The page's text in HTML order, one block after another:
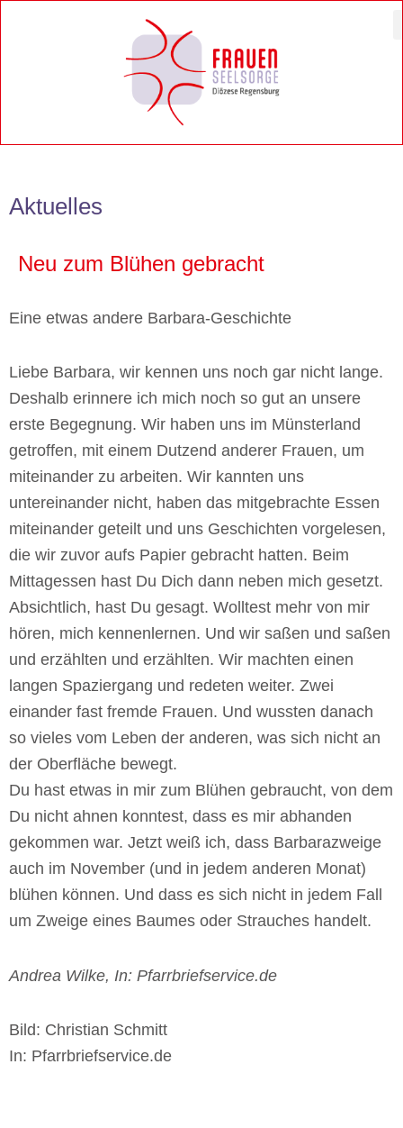
Aktuelles
Neu zum Blühen gebracht
Eine etwas andere Barbara-Geschichte
Liebe Barbara, wir kennen uns noch gar nicht lange.
Deshalb erinnere ich mich noch so gut an unsere
erste Begegnung. Wir haben uns im Münsterland
getroffen, mit einem Dutzend anderer Frauen, um
miteinander zu arbeiten. Wir kannten uns
untereinander nicht, haben das mitgebrachte Essen
miteinander geteilt und uns Geschichten vorgelesen,
die wir zuvor aufs Papier gebracht hatten. Beim
Mittagessen hast Du Dich dann neben mich gesetzt.
Absichtlich, hast Du gesagt. Wolltest mehr von mir
hören, mich kennenlernen. Und wir saßen und saßen
und erzählten und erzählten. Wir machten einen
langen Spaziergang und redeten weiter. Zwei
einander fast fremde Frauen. Und wussten danach
so vieles vom Leben der anderen, was sich nicht an
der Oberfläche bewegt.
Du hast etwas in mir zum Blühen gebraucht, von dem
Du nicht ahnen konntest, dass es mir abhanden
gekommen war. Jetzt weiß ich, dass Barbarazweige
auch im November (und in jedem anderen Monat)
blühen können. Und dass es sich nicht in jedem Fall
um Zweige eines Baumes oder Strauches handelt.
Andrea Wilke, In: Pfarrbriefservice.de
Bild: Christian Schmitt
In: Pfarrbriefservice.de